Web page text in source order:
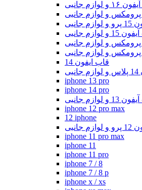
و لوازم جانبی
جانبی
و لوازم جانبی
قاب ایفون 14
iphone 13 pro
iphone 14 pro
و لوازم جانبی
iphone 12 pro max
12 iphone
جانبی
iphone 11 pro max
iphone 11
iphone 11 pro
iphone 7 / 8
iphone 7 / 8 p
iphone x / xs